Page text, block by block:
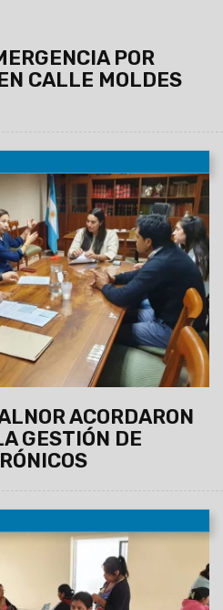
POR
CALLE MOLDES
ACORDARON
GESTIÓN DE
de una serie de convenios,
en el retiro y
de descacharrado y
en el CIC de Santa Cecilia
necesarios de la canasta
manifestaron que se